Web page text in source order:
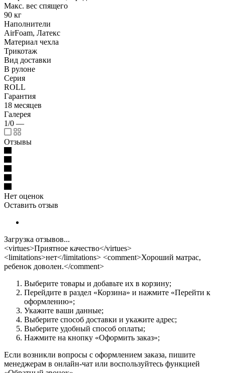
Макс. вес спящего
90 кг
Наполнители
AirFoam, Латекс
Материал чехла
Трикотаж
Вид доставки
В рулоне
Серия
ROLL
Гарантия
18 месяцев
Галерея
1/0 —
Отзывы
Нет оценок
Оставить отзыв
Загрузка отзывов...
<virtues>Приятное качество</virtues>
<limitations>нет</limitations> <comment>Хороший матрас,
ребенок доволен.</comment>
Выберите товары и добавьте их в корзину;
Перейдите в раздел «Корзина» и нажмите «Перейти к
оформлению»;
Укажите ваши данные;
Выберите способ доставки и укажите адрес;
Выберите удобный способ оплаты;
Нажмите на кнопку «Оформить заказ»;
Если возникли вопросы с оформлением заказа, пишите
менеджерам в онлайн-чат или воспользуйтесь функцией